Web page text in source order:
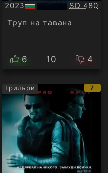
2023
БГ
аудио
SD 480
Труп на тавана
6 10 4
Трилъри 7